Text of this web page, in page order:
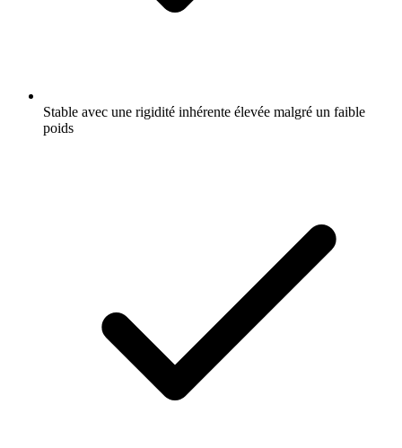
Stable avec une rigidité inhérente élevée malgré un faible
poids